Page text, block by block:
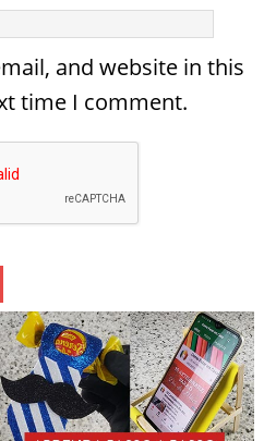
and website in this
time I comment.